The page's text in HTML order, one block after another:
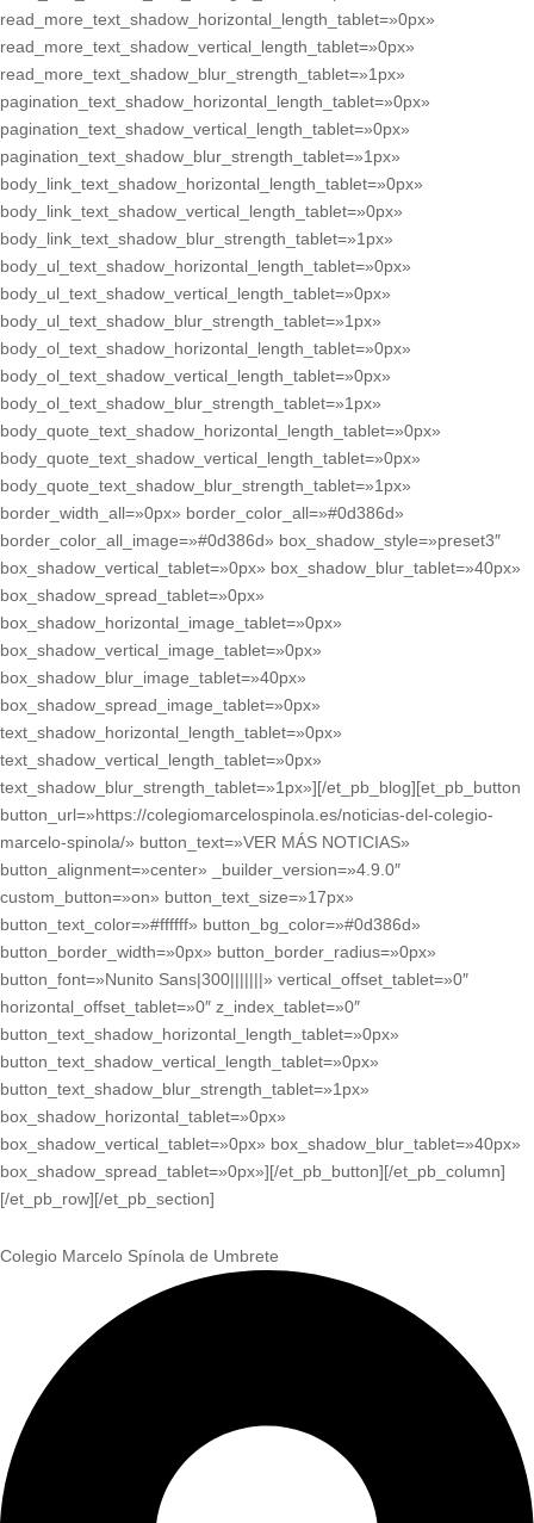
read_more_text_shadow_horizontal_length_tablet=»0px»
read_more_text_shadow_vertical_length_tablet=»0px»
read_more_text_shadow_blur_strength_tablet=»1px»
pagination_text_shadow_horizontal_length_tablet=»0px»
pagination_text_shadow_vertical_length_tablet=»0px»
pagination_text_shadow_blur_strength_tablet=»1px»
body_link_text_shadow_horizontal_length_tablet=»0px»
body_link_text_shadow_vertical_length_tablet=»0px»
body_link_text_shadow_blur_strength_tablet=»1px»
body_ul_text_shadow_horizontal_length_tablet=»0px»
body_ul_text_shadow_vertical_length_tablet=»0px»
body_ul_text_shadow_blur_strength_tablet=»1px»
body_ol_text_shadow_horizontal_length_tablet=»0px»
body_ol_text_shadow_vertical_length_tablet=»0px»
body_ol_text_shadow_blur_strength_tablet=»1px»
body_quote_text_shadow_horizontal_length_tablet=»0px»
body_quote_text_shadow_vertical_length_tablet=»0px»
body_quote_text_shadow_blur_strength_tablet=»1px»
border_width_all=»0px» border_color_all=»#0d386d»
border_color_all_image=»#0d386d» box_shadow_style=»preset3″
box_shadow_vertical_tablet=»0px» box_shadow_blur_tablet=»40px»
box_shadow_spread_tablet=»0px»
box_shadow_horizontal_image_tablet=»0px»
box_shadow_vertical_image_tablet=»0px»
box_shadow_blur_image_tablet=»40px»
box_shadow_spread_image_tablet=»0px»
text_shadow_horizontal_length_tablet=»0px»
text_shadow_vertical_length_tablet=»0px»
text_shadow_blur_strength_tablet=»1px»][/et_pb_blog][et_pb_button
button_url=»https://colegiomarcelospinola.es/noticias-del-colegio-
marcelo-spinola/» button_text=»VER MÁS NOTICIAS»
button_alignment=»center» _builder_version=»4.9.0″
custom_button=»on» button_text_size=»17px»
button_text_color=»#ffffff» button_bg_color=»#0d386d»
button_border_width=»0px» button_border_radius=»0px»
button_font=»Nunito Sans|300|||||||» vertical_offset_tablet=»0″
horizontal_offset_tablet=»0″ z_index_tablet=»0″
button_text_shadow_horizontal_length_tablet=»0px»
button_text_shadow_vertical_length_tablet=»0px»
button_text_shadow_blur_strength_tablet=»1px»
box_shadow_horizontal_tablet=»0px»
box_shadow_vertical_tablet=»0px» box_shadow_blur_tablet=»40px»
box_shadow_spread_tablet=»0px»][/et_pb_button][/et_pb_column]
[/et_pb_row][/et_pb_section]
Colegio Marcelo Spínola de Umbrete